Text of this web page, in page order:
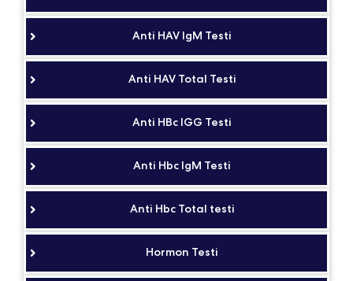
Anti HAV IgM Testi
Anti HAV Total Testi
Anti HBc IGG Testi
Anti Hbc IgM Testi
Anti Hbc Total testi
Hormon Testi